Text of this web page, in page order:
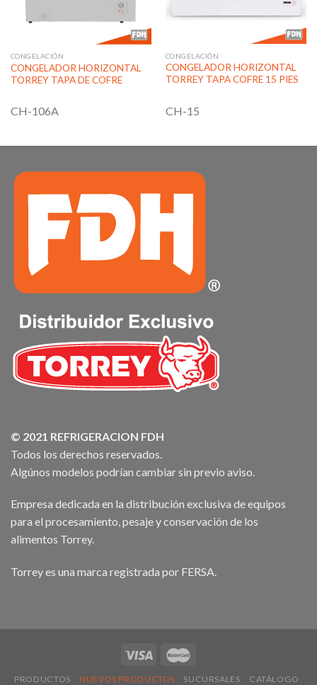
CONGELACIÓN
CONGELADOR HORIZONTAL
TORREY TAPA DE COFRE
CH-106A
CONGELACIÓN
CONGELADOR HORIZONTAL
TORREY TAPA COFRE 15 PIES
CH-15
© 2021 REFRIGERACION FDH
Todos los derechos reservados.
Algúnos modelos podrían cambiar sin previo aviso.
Empresa dedicada en la distribución exclusiva de equipos
para el procesamiento, pesaje y conservación de los
alimentos Torrey.
Torrey es una marca registrada por FERSA.
PRODUCTOS NUEVOS PRODUCTOS SUCURSALES
CATÁLOGO